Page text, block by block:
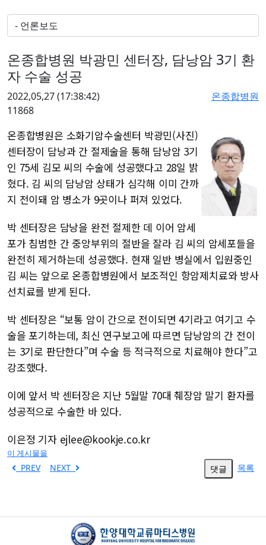
온종합병원 박광민 센터장, 담낭암 3기 환
자 수술 성공
온종합병원
2022,05,27(17:38:42)
11868
온종합병원은 소화기암수술센터 박광민(사진)
센터장이 담낭과 간 절제술을 통해 담낭암 3기
인 75세 김모 씨의 수술에 성공했다고 28일 밝
혔다. 김 씨의 담낭암 상태가 심각해 이미 간까
지 전이돼 암 병소가 9곳이나 퍼져 있었다.
박 센터장은 담낭을 완전 절제한 데 이어 암세
포가 침범한 간 중앙부위의 절반을 잘라 김 씨의 암세포들을
완전히 제거하는데 성공했다. 현재 일반 병실에서 입원중인
김 씨는 앞으로 온종합병원에서 보조적인 항암제치료와 방사
선치료를 받게 된다.
박 센터장은 “보통 암이 간으로 전이되면 4기라고 여기고 수
술을 포기하는데, 최신 연구보고에 따르면 담낭암의 간 전이
는 3기로 판단한다”며 수술 등 적극적으로 치료해야 한다”고
강조했다.
이에 앞서 박 센터장은 지난 5월말 70대 췌장암 말기 환자를
성공적으로 수술한 바 있다.
이은정 기자 ejlee@kookje.co.kr
이 게시물을
PREV NEXT 댓글 목록